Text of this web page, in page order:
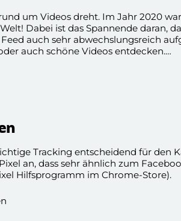
um Videos dreht. Im Jahr 2020
Dabei ist das Spannende daran,
auch sehr abwechslungsreich
auch schöne Videos entdecken.
erklären wir dir neben den
Tracking entscheidend für den
an, dass sehr ähnlich zum
Hilfsprogramm im Chrome-Store).